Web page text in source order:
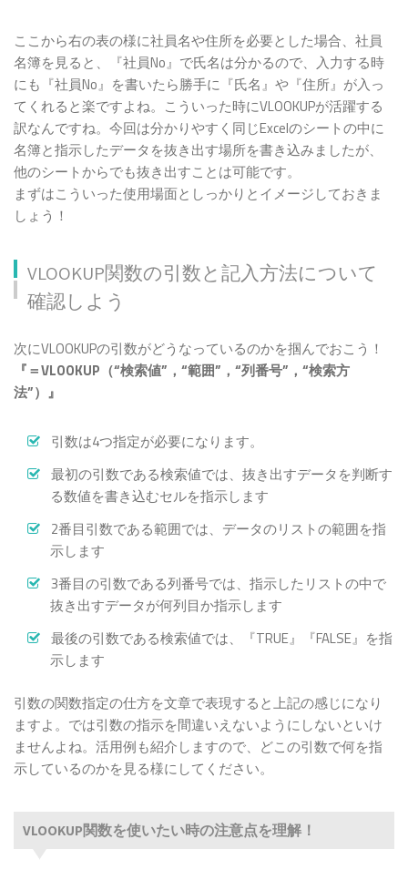
【Excel 関数 応用編①】VLOOKUPとIFでエ
ラーを表示させない
【Excel 関数 応用編②】VLOOKUPで
IFERRORでエラーを表示させない！
ExcelのVLOOKUP関数の解説！引数の指定の仕方と
使い方をマスターしよう｜【まとめ】
ここから右の表の様に社員名や住所を必要とした場合、社員
名簿を見ると、『社員No』で氏名は分かるので、入力する時
にも『社員No』を書いたら勝手に『氏名』や『住所』が入っ
てくれると楽ですよね。こういった時にVLOOKUPが活躍する
訳なんですね。今回は分かりやすく同じExcelのシートの中に
名簿と指示したデータを抜き出す場所を書き込みましたが、
他のシートからでも抜き出すことは可能です。
まずはこういった使用場面としっかりとイメージしておきま
しょう！
VLOOKUP関数の引数と記入方法について
確認しよう
次にVLOOKUPの引数がどうなっているのかを掴んでおこう！
『＝VLOOKUP（“検索値”，“範囲”，“列番号”，“検索方
法”）』
引数は4つ指定が必要になります。
最初の引数である検索値では、抜き出すデータを判断す
る数値を書き込むセルを指示します
2番目引数である範囲では、データのリストの範囲を指
示します
3番目の引数である列番号では、指示したリストの中で
抜き出すデータが何列目か指示します
最後の引数である検索値では、『TRUE』『FALSE』を指
示します
引数の関数指定の仕方を文章で表現すると上記の感じになり
ますよ。では引数の指示を間違いえないようにしないといけ
ませんよね。活用例も紹介しますので、どこの引数で何を指
示しているのかを見る様にしてください。
VLOOKUP関数を使いたい時の注意点を理解！